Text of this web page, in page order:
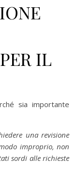
IL
sia importante
una revisione
improprio, non
sordi alle richieste